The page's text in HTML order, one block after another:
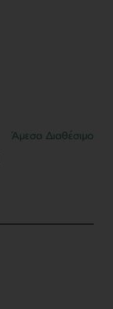
Άμεσα Διαθέσιμο